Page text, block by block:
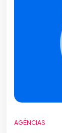
AGÊNCIAS